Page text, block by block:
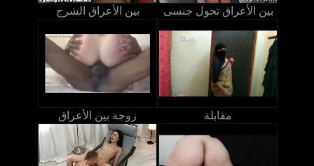
بين الأعراق الشرج بين الأعراق تحول جنسى
زوجة بين الأعراق مقابلة